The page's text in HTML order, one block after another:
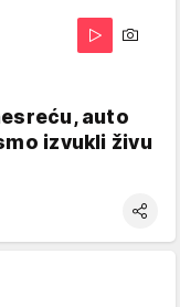
auto
izvukli živu